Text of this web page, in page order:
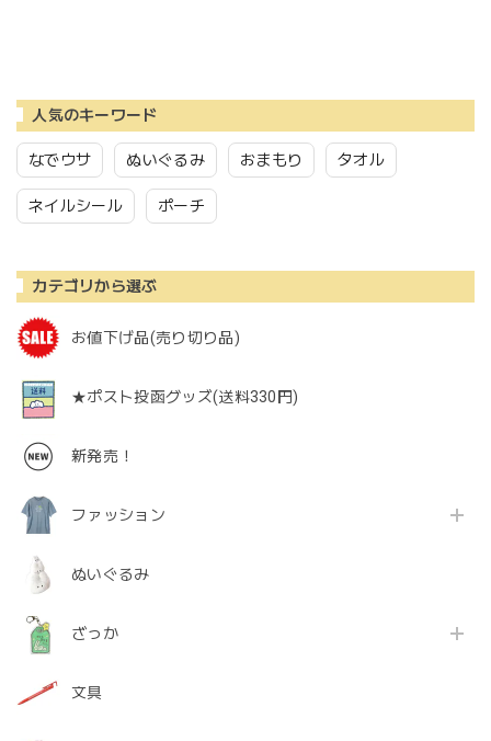
人気のキーワード
なでウサ ぬいぐるみ おまもり タオル
ネイルシール ポーチ
カテゴリから選ぶ
お値下げ品(売り切り品)
★ポスト投函グッズ(送料330円)
新発売！
ファッション
ぬいぐるみ
ざっか
文具